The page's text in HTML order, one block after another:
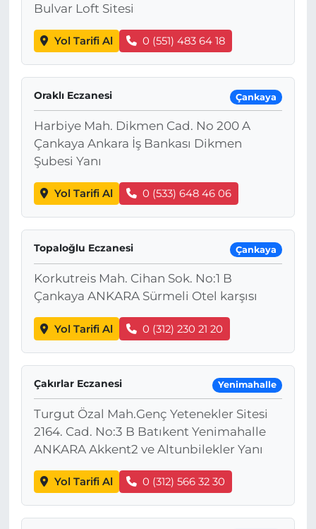
Bulvar Loft Sitesi
Yol Tarifi Al 0 (551) 483 64 18
Oraklı Eczanesi Çankaya
Harbiye Mah. Dikmen Cad. No 200 A
Çankaya Ankara İş Bankası Dikmen
Şubesi Yanı
Yol Tarifi Al 0 (533) 648 46 06
Topaloğlu Eczanesi Çankaya
Korkutreis Mah. Cihan Sok. No:1 B
Çankaya ANKARA Sürmeli Otel karşısı
Yol Tarifi Al 0 (312) 230 21 20
Çakırlar Eczanesi Yenimahalle
Turgut Özal Mah.Genç Yetenekler Sitesi
2164. Cad. No:3 B Batıkent Yenimahalle
ANKARA Akkent2 ve Altunbilekler Yanı
Yol Tarifi Al 0 (312) 566 32 30